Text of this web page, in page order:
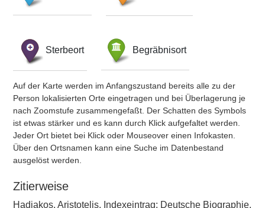
Sterbeort Begräbnisort
Auf der Karte werden im Anfangszustand bereits alle zu der
Person lokalisierten Orte eingetragen und bei Überlagerung je
nach Zoomstufe zusammengefaßt. Der Schatten des Symbols
ist etwas stärker und es kann durch Klick aufgefaltet werden.
Jeder Ort bietet bei Klick oder Mouseover einen Infokasten.
Über den Ortsnamen kann eine Suche im Datenbestand
ausgelöst werden.
Zitierweise
Hadjakos, Aristotelis, Indexeintrag: Deutsche Biographie,